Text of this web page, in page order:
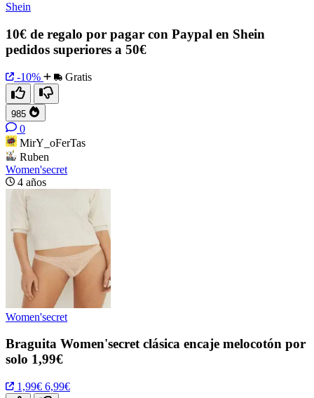
Shein
10€ de regalo por pagar con Paypal en Shein
pedidos superiores a 50€
-10% Gratis
985
0
MirY_oFerTas
Ruben
Women'secret
4 años
Women'secret
Braguita Women'secret clásica encaje melocotón por
solo 1,99€
1,99€ 6,99€